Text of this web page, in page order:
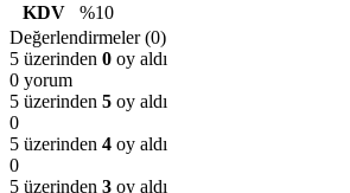
KDV
%10
Değerlendirmeler (0)
5 üzerinden 0 oy aldı
0 yorum
5 üzerinden 5 oy aldı
0
5 üzerinden 4 oy aldı
0
5 üzerinden 3 oy aldı